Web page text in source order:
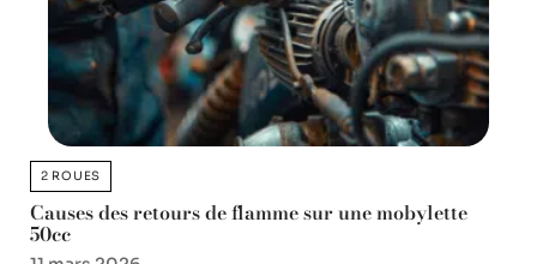
2 ROUES
Causes des retours de flamme sur une mobylette
50cc